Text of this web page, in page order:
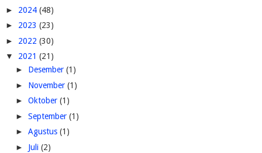
► 2024 (48)
► 2023 (23)
► 2022 (30)
▼ 2021 (21)
► Desember (1)
► November (1)
► Oktober (1)
► September (1)
► Agustus (1)
► Juli (2)